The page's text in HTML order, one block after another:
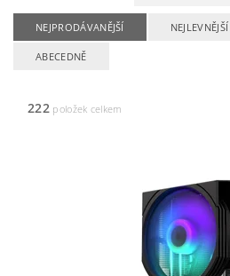
NEJPRODÁVANĚJŠÍ NEJLEVNĚJŠÍ
ABECEDNĚ
222položek celkem